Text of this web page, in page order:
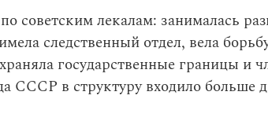
советским лекалам: занималась
следственный отдел, вела
государственные границы и
СССР в структуру входило больше